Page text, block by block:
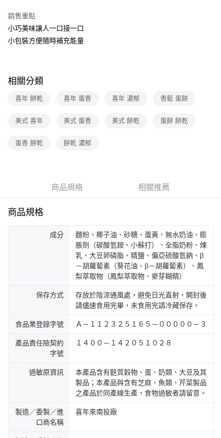
每筆NT$40，滿NT$390(含以上)免運費
銷售重點
小巧美味讓人一口接一口
小包裝方便隨時補充能量
相關分類
喜年 餅乾 喜年 蛋香 喜年 濃郁 香鬆 蛋餅
美式 喜年 美式 蛋香 美式 餅乾 蛋餅 餅乾
蛋香 餅乾 餅乾 濃郁
商品規格 相關推薦
商品規格
成分
麵粉、椰子油、砂糖、蛋黃、無水奶油、膨
脹劑（碳酸氫銨、小蘇打）、全脂奶粉、煉
乳、大豆卵磷脂、精鹽、偏亞硫酸氫鈉、β
－胡蘿蔔素（葵花油、β－胡蘿蔔素）、鳳
梨萃取物（鳳梨萃取物、麥芽糊精）
保存方式
存放於陰涼通風處，避免日光直射，開封後
請儘速食用完畢，未食用完請冷藏保存。
食品業登錄字號 Ａ－１１２３２５１６５－０００００－３
產品責任險契約
字號
１４００－１４２０５１０２８
過敏原資訊
本產品含有麩質穀物、蛋、奶類、大豆及其
製品；本產品與含有芝麻、魚類、芹菜製品
之產品於同產線生產，食物過敏者請留意。
製造／委製／進
口商名稱
喜年來南投廠